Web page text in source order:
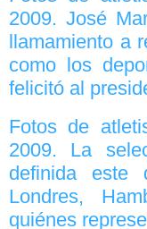
2009. José
llamamiento a
como los
felicitó al
Fotos de
2009. La
definida este
Londres,
quiénes